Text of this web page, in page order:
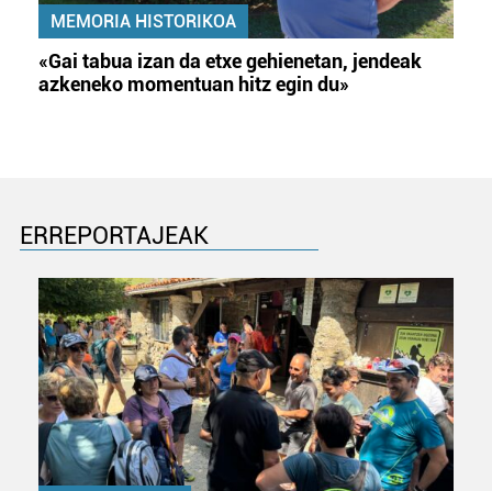
MEMORIA HISTORIKOA
«Gai tabua izan da etxe gehienetan, jendeak
azkeneko momentuan hitz egin du»
ERREPORTAJEAK